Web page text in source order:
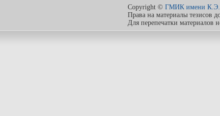
Copyright © ГМИК имени К.Э.
Права на материалы тезисов
Для перепечатки материалов